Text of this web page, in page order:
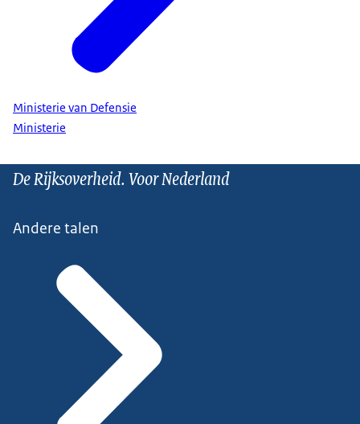
Ministerie van Defensie
Ministerie
De Rijksoverheid. Voor Nederland
Andere talen